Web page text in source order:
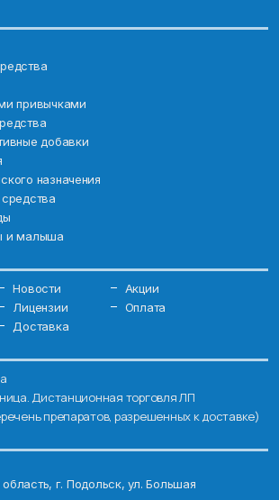
привычками
добавки
назначения
и малыша
Новости
Акции
Лицензии
Оплата
Доставка
Дистанционная торговля ЛП
препаратов, разрешенных к доставке)
г. Подольск, ул. Большая